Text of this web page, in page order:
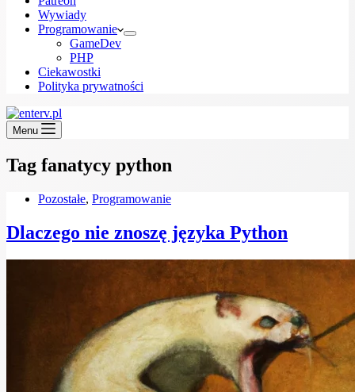
Wywiady
Programowanie
GameDev
PHP
Ciekawostki
Polityka prywatności
Menu
Tag fanatycy python
Pozostałe, Programowanie
Dlaczego nie znoszę języka Python